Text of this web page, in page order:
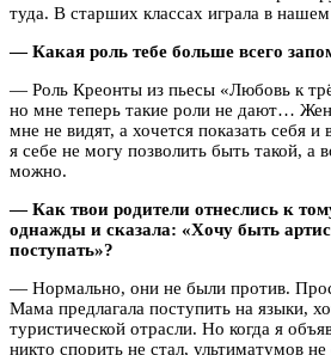
туда. В старших классах играла в
— Какая роль тебе больше всего
— Роль Креонты из пьесы «Любовь к
но мне теперь такие роли не дают…
мне не видят, а хочется показать себя
я себе не могу позволить быть такой, а
можно.
— Как твои родители отнеслись к
однажды и сказала: «Хочу быть
поступать»?
— Нормально, они не были против.
Мама предлагала поступить на языки,
туристической отрасли. Но когда я
никто спорить не стал, ультиматумов не